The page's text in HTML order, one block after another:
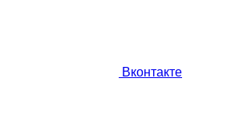
Вконтакте